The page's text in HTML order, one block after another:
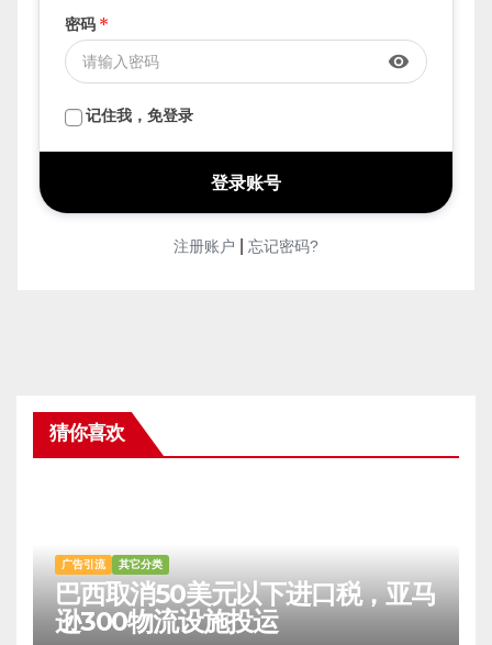
密码 *
visibility
记住我，免登录
注册账户 忘记密码?
猜你喜欢
广告引流 其它分类
巴西取消50美元以下进口税，亚马
逊300物流设施投运